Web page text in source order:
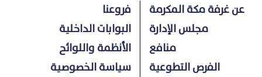
عن غرفة مكة المكرمة
مجلس الإدارة
منافع
الفرص التطوعية
فروعنا
البوابات الداخلية
الأنظمة واللوائح
سياسة الخصوصية